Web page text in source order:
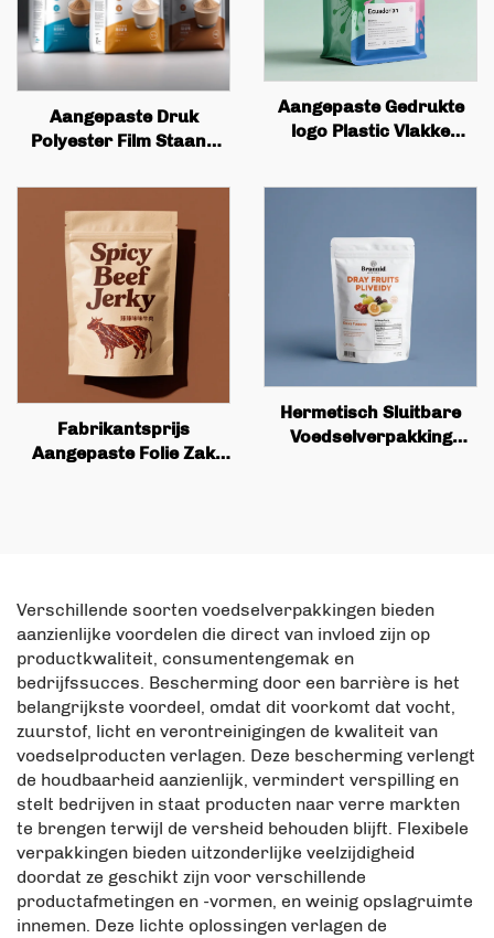
Aangepaste Druk
Polyester Film Staand
Verpakking Rits Candy
Noten Snacks Anti Geur
Pet Tasje Verpakking
Aangepaste Gedrukte
logo Plastic Vlakke
Fabrikantsprijs
Aangepaste Folie Zak
Hermetisch Sluitbare
Voedselverpakking
Verschillende soorten voedselverpakkingen bieden
aanzienlijke voordelen die direct van invloed zijn op
productkwaliteit, consumentengemak en
bedrijfssucces. Bescherming door een barrière is het
belangrijkste voordeel, omdat dit voorkomt dat vocht,
zuurstof, licht en verontreinigingen de kwaliteit van
voedselproducten verlagen. Deze bescherming verlengt
de houdbaarheid aanzienlijk, vermindert verspilling en
stelt bedrijven in staat producten naar verre markten
te brengen terwijl de versheid behouden blijft. Flexibele
verpakkingen bieden uitzonderlijke veelzijdigheid
doordat ze geschikt zijn voor verschillende
productafmetingen en -vormen, en weinig opslagruimte
innemen. Deze lichte oplossingen verlagen de